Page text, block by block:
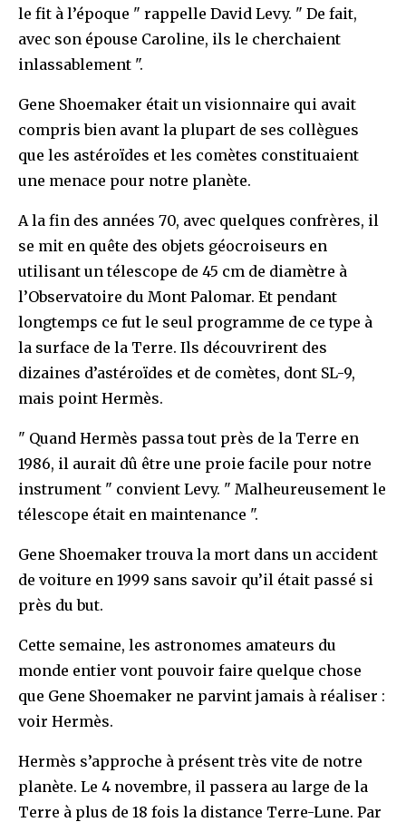
le fit à l’époque " rappelle David Levy. " De fait,
avec son épouse Caroline, ils le cherchaient
inlassablement ".
Gene Shoemaker était un visionnaire qui avait
compris bien avant la plupart de ses collègues
que les astéroïdes et les comètes constituaient
une menace pour notre planète.
A la fin des années 70, avec quelques confrères, il
se mit en quête des objets géocroiseurs en
utilisant un télescope de 45 cm de diamètre à
l’Observatoire du Mont Palomar. Et pendant
longtemps ce fut le seul programme de ce type à
la surface de la Terre. Ils découvrirent des
dizaines d’astéroïdes et de comètes, dont SL-9,
mais point Hermès.
" Quand Hermès passa tout près de la Terre en
1986, il aurait dû être une proie facile pour notre
instrument " convient Levy. " Malheureusement le
télescope était en maintenance ".
Gene Shoemaker trouva la mort dans un accident
de voiture en 1999 sans savoir qu’il était passé si
près du but.
Cette semaine, les astronomes amateurs du
monde entier vont pouvoir faire quelque chose
que Gene Shoemaker ne parvint jamais à réaliser :
voir Hermès.
Hermès s’approche à présent très vite de notre
planète. Le 4 novembre, il passera au large de la
Terre à plus de 18 fois la distance Terre-Lune. Par